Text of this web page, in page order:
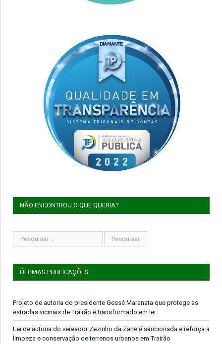
NÃO ENCONTROU O QUE QUERIA?
ÚLTIMAS PUBLICAÇÕES
Projeto de autoria do presidente Gessé Maranata que protege as
estradas vicinais de Trairão é transformado em lei
Lei de autoria do vereador Zezinho da Zane é sancionada e reforça a
limpeza e conservação de terrenos urbanos em Trairão